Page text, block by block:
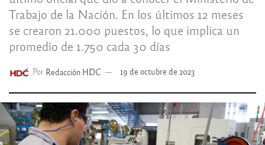
Trabajo de la Nación. En los últimos 12 meses
se crearon 21.000 puestos, lo que implica un
promedio de 1.750 cada 30 días
Por Redacción HDC 19 de octubre de 2023